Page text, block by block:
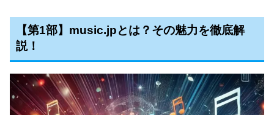
【第1部】music.jpとは？その魅力を徹底解
説！